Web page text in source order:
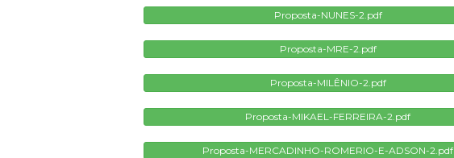
Proposta-NUNES-2.pdf
Proposta-MRE-2.pdf
Proposta-MILÊNIO-2.pdf
Proposta-MIKAEL-FERREIRA-2.pdf
Proposta-MERCADINHO-ROMERIO-E-ADSON-2.pdf